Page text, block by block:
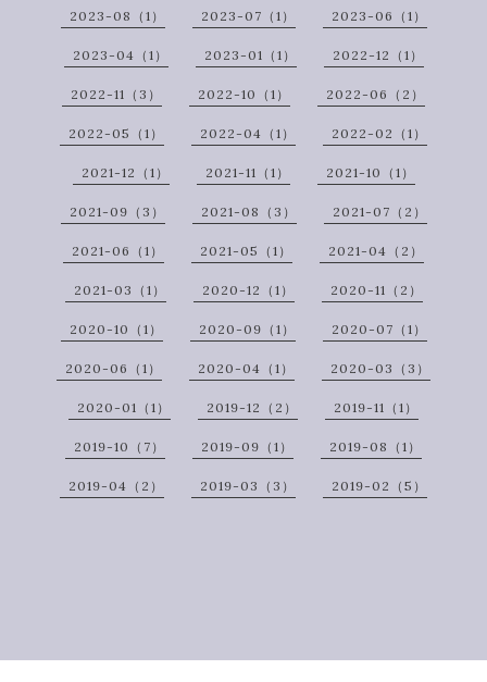
2023-08（1） 2023-07（1） 2023-06（1）
2023-04（1） 2023-01（1） 2022-12（1）
2022-11（3） 2022-10（1） 2022-06（2）
2022-05（1） 2022-04（1） 2022-02（1）
2021-12（1） 2021-11（1） 2021-10（1）
2021-09（3） 2021-08（3） 2021-07（2）
2021-06（1） 2021-05（1） 2021-04（2）
2021-03（1） 2020-12（1） 2020-11（2）
2020-10（1） 2020-09（1） 2020-07（1）
2020-06（1） 2020-04（1） 2020-03（3）
2020-01（1） 2019-12（2） 2019-11（1）
2019-10（7） 2019-09（1） 2019-08（1）
2019-04（2） 2019-03（3） 2019-02（5）